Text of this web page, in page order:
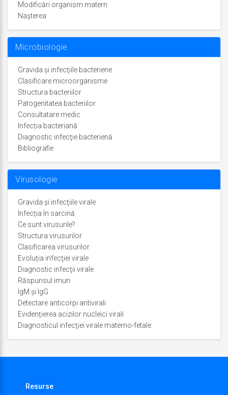
Modificări organism matern
Nașterea
Microbiologie
Gravida și infecţiile bacteriene
Clasificare microorganisme
Structura bacteriilor
Patogenitatea bacteriilor
Consultatare medic
Infecția bacteriană
Diagnostic infecţie bacterienă
Bibliografie
Virusologie
Gravida şi infecţiile virale
Infecția în sarcină
Ce sunt virusurile?
Structura virusurilor
Clasificarea virusurilor
Evoluția infecţiei virale
Diagnostic infecţii virale
Răspunsul imun
IgM şi IgG
Detectare anticorpi antivirali
Evidențierea acizilor nucleici virali
Diagnosticul infecţiei virale materno-fetale
Resurse